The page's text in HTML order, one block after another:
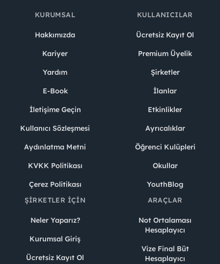
KURUMSAL
Hakkımızda
Kariyer
Yardım
E-Book
İletişime Geçin
Kullanıcı Sözleşmesi
Aydınlatma Metni
KVKK Politikası
Çerez Politikası
KULLANICILAR
Ücretsiz Kayıt Ol
Premium Üyelik
Şirketler
İlanlar
Etkinlikler
Ayrıcalıklar
Öğrenci Kulüpleri
Okullar
YouthBlog
ŞIRKETLER İÇIN
Neler Yaparız?
Kurumsal Giriş
Ücretsiz Kayıt Ol
ARAÇLAR
Not Ortalaması
Hesaplayıcı
Vize Final Büt
Hesaplayıcı